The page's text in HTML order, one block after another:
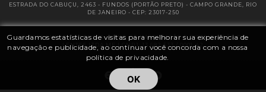
Guardamos estatísticas de visitas para melhorar sua experiência de
navegação e publicidade, ao continuar você concorda com a nossa
política de privacidade.
OK
ESTRADA DO CABUÇU, 2463 - FUNDOS (PORTÃO PRETO) - CAMPO GRANDE, RIO
DE JANEIRO - CEP: 23017-250
@ 2025 | KING OF LENSES - KING OF IMPORTAÇÃO E DISTRIBUIÇÃO DE
LENTES LTDA ME | CNPJ: 13.682.533 / 0001-42